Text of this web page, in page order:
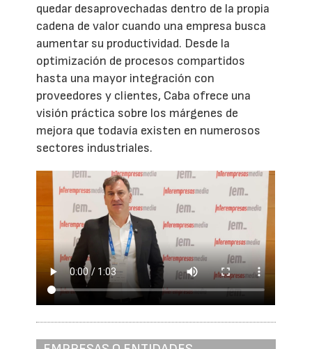
quedar desaprovechadas dentro de la propia
cadena de valor cuando una empresa busca
aumentar su productividad. Desde la
optimización de procesos compartidos
hasta una mayor integración con
proveedores y clientes, Caba ofrece una
visión práctica sobre los márgenes de
mejora que todavía existen en numerosos
sectores industriales.